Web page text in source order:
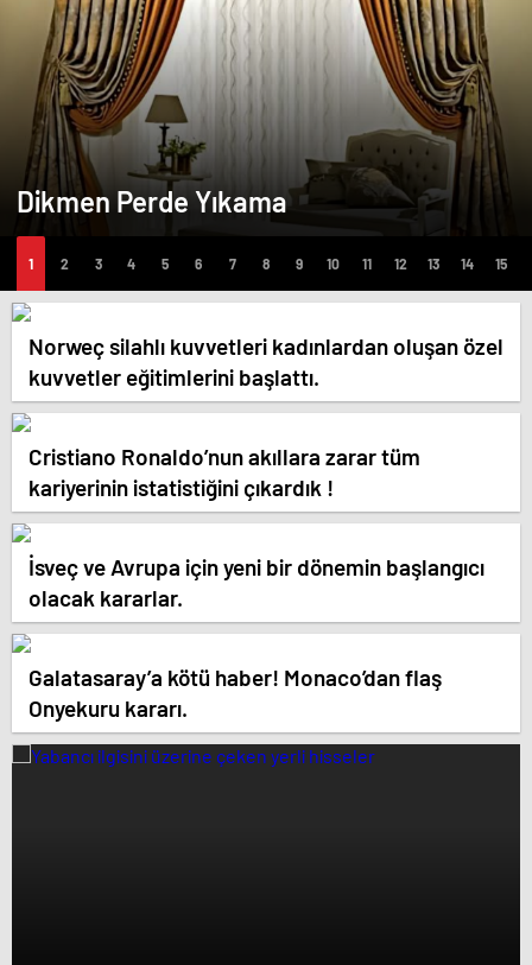
Dikmen Perde Yıkama
Norweç silahlı kuvvetleri kadınlardan oluşan özel
kuvvetler eğitimlerini başlattı.
Cristiano Ronaldo’nun akıllara zarar tüm
kariyerinin istatistiğini çıkardık !
İsveç ve Avrupa için yeni bir dönemin başlangıcı
olacak kararlar.
Galatasaray’a kötü haber! Monaco’dan flaş
Onyekuru kararı.